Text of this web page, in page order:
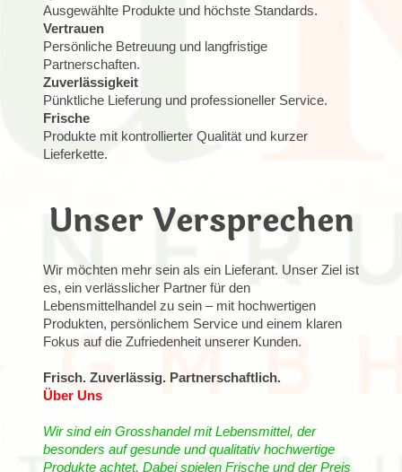
Ausgewählte Produkte und höchste Standards.
Vertrauen
Persönliche Betreuung und langfristige
Partnerschaften.
Zuverlässigkeit
Pünktliche Lieferung und professioneller Service.
Frische
Produkte mit kontrollierter Qualität und kurzer
Lieferkette.
Unser Versprechen
Wir möchten mehr sein als ein Lieferant. Unser Ziel ist
es, ein verlässlicher Partner für den
Lebensmittelhandel zu sein – mit hochwertigen
Produkten, persönlichem Service und einem klaren
Fokus auf die Zufriedenheit unserer Kunden.
Frisch. Zuverlässig. Partnerschaftlich.
Über Uns
Wir sind ein Grosshandel mit Lebensmittel, der
besonders auf gesunde und qualitativ hochwertige
Produkte achtet. Dabei spielen Frische und der Preis